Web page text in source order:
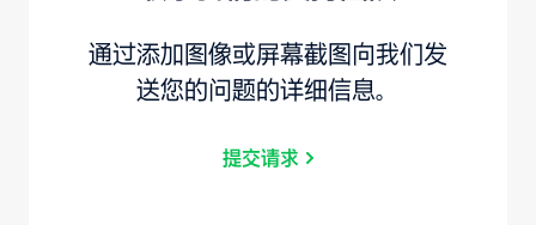
通过添加图像或屏幕截图向我们发
送您的问题的详细信息。
提交请求